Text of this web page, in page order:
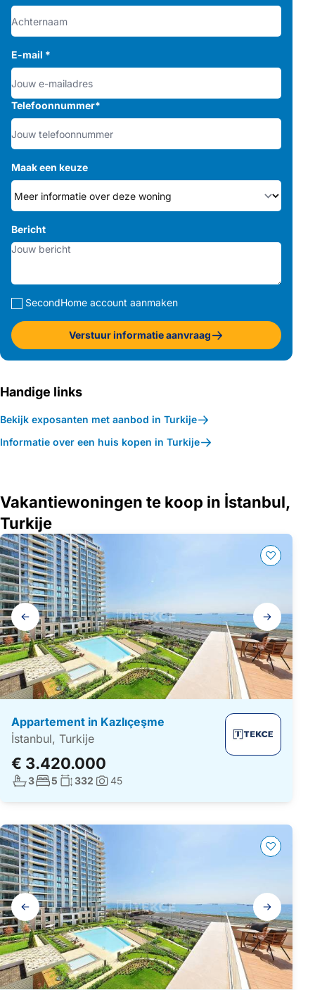
E-mail *
Telefoonnummer*
Maak een keuze
Bericht
SecondHome account aanmaken
Verstuur informatie aanvraag
Handige links
Bekijk exposanten met aanbod in Turkije
Informatie over een huis kopen in Turkije
Vakantiewoningen te koop in İstanbul,
Turkije
Galerij
navigatie
Appartement in Kazlıçeşme
İstanbul, Turkije
€ 3.420.000
Aantal badkamers:
3Aantal slaapkamers:
5 Woonoppervlakte:
332 Foto's:
45
Galerij
navigatie